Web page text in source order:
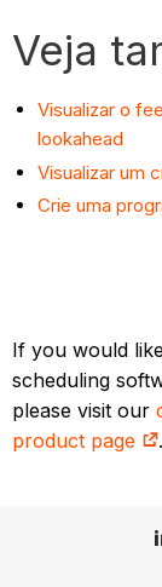
Veja
Visualizar o
lookahead
Visualizar um
Crie uma
If you would
scheduling
please visit our
product page
.